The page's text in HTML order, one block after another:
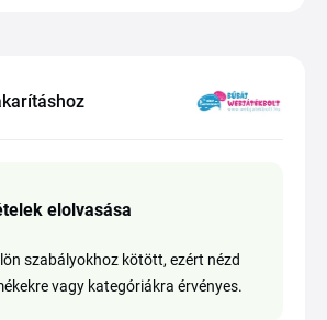
elolvasása
szabályokhoz kötött, ezért nézd
vagy kategóriákra érvényes.